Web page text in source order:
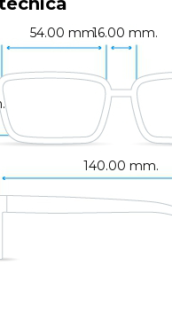
54.00 mm.16.00 mm.
140.00 mm.